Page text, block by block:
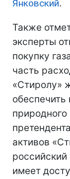
Янковский.
Также
эксперты
покупку
часть
«Стиролу»
обеспечить
природного
активов
имеет